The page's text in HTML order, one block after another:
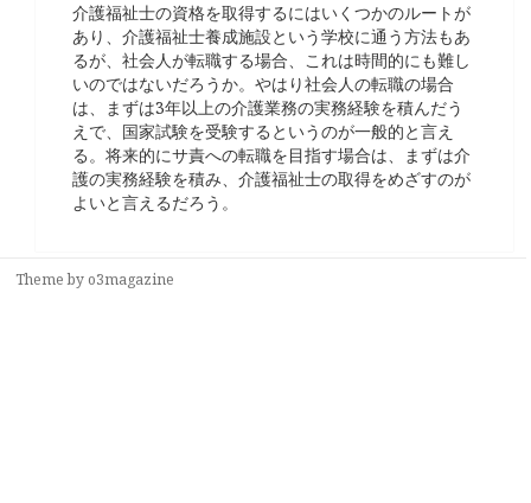
介護福祉士の資格を取得するにはいくつかのルートが
あり、介護福祉士養成施設という学校に通う方法もあ
るが、社会人が転職する場合、これは時間的にも難し
いのではないだろうか。やはり社会人の転職の場合
は、まずは3年以上の介護業務の実務経験を積んだう
えで、国家試験を受験するというのが一般的と言え
る。将来的にサ責への転職を目指す場合は、まずは介
護の実務経験を積み、介護福祉士の取得をめざすのが
よいと言えるだろう。
Theme by o3magazine